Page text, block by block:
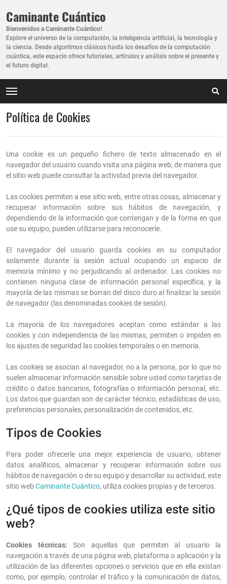
Caminante Cuántico
Bienvenidos a Caminante Cuántico!
Explore el universo de la computación, la inteligencia artificial, la tecnología y
la ciencia. Desde algoritmos clásicos hasta los desafíos de la computación
cuántica, este espacio ofrece tutoriales, artículos y análisis sobre el presente y
el futuro digital.
Política de Cookies
Una cookie es un pequeño fichero de texto almacenado en el
navegador del usuario cuando visita una página web, de manera que
el sitio web puede consultar la actividad previa del navegador.
Las cookies permiten a ese sitio web, entre otras cosas, almacenar y
recuperar información sobre sus hábitos de navegación, y
dependiendo de la información que contengan y de la forma en que
use su equipo, pueden utilizarse para reconocerle.
El navegador del usuario guarda cookies en su computador
solamente durante la sesión actual ocupando un espacio de
memoria mínimo y no perjudicando al ordenador. Las cookies no
contienen ninguna clase de información personal específica, y la
mayoría de las mismas se borran del disco duro al finalizar la sesión
de navegador (las denominadas cookies de sesión).
La mayoría de los navegadores aceptan como estándar a las
cookies y con independencia de las mismas, permiten o impiden en
los ajustes de seguridad las cookies temporales o en memoria.
Las cookies se asocian al navegador, no a la persona, por lo que no
suelen almacenar información sensible sobre usted como tarjetas de
crédito o datos bancarios, fotografías o información personal, etc.
Los datos que guardan son de carácter técnico, estadísticas de uso,
preferencias personales, personalización de contenidos, etc.
Tipos de Cookies
Para poder ofrecerle una mejor experiencia de usuario, obtener
datos analíticos, almacenar y recuperar información sobre sus
hábitos de navegación o de su equipo y desarrollar su actividad, este
sitio web Caminante Cuántico, utiliza cookies propias y de terceros.
¿Qué tipos de cookies utiliza este sitio
web?
Cookies técnicas: Son aquellas que permiten al usuario la
navegación a través de una página web, plataforma o aplicación y la
utilización de las diferentes opciones o servicios que en ella existan
como, por ejemplo, controlar el tráfico y la comunicación de datos,